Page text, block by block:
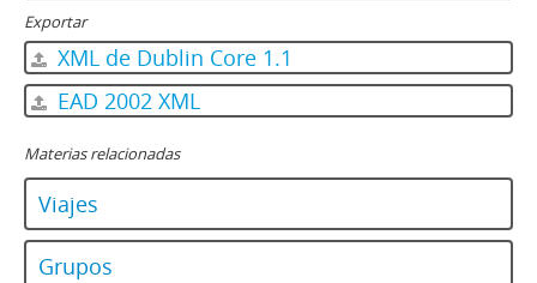
Exportar
XML de Dublin Core 1.1
EAD 2002 XML
Materias relacionadas
Viajes
Grupos